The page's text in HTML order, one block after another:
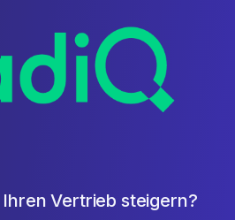
Vertrieb steigern?